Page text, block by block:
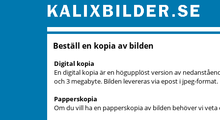
Beställ en kopia av bilden
Digital kopia
En digital kopia är en högupplöst version av
och 3 megabyte. Bilden levereras via epost i jpeg-
Papperskopia
Om du vill ha en papperskopia av bilden behöver vi